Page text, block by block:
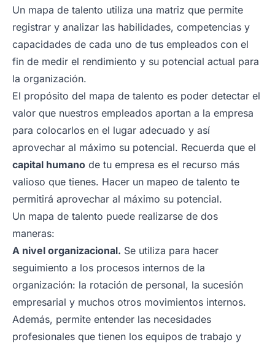
Un mapa de talento utiliza una matriz que permite
registrar y analizar las habilidades, competencias y
capacidades de cada uno de tus empleados con el
fin de medir el rendimiento y su potencial actual para
la organización.
El propósito del mapa de talento es poder detectar el
valor que nuestros empleados aportan a la empresa
para colocarlos en el lugar adecuado y así
aprovechar al máximo su potencial. Recuerda que el
capital humano de tu empresa es el recurso más
valioso que tienes. Hacer un mapeo de talento te
permitirá aprovechar al máximo su potencial.
Un mapa de talento puede realizarse de dos
maneras:
A nivel organizacional. Se utiliza para hacer
seguimiento a los procesos internos de la
organización: la rotación de personal, la sucesión
empresarial y muchos otros movimientos internos.
Además, permite entender las necesidades
profesionales que tienen los equipos de trabajo y